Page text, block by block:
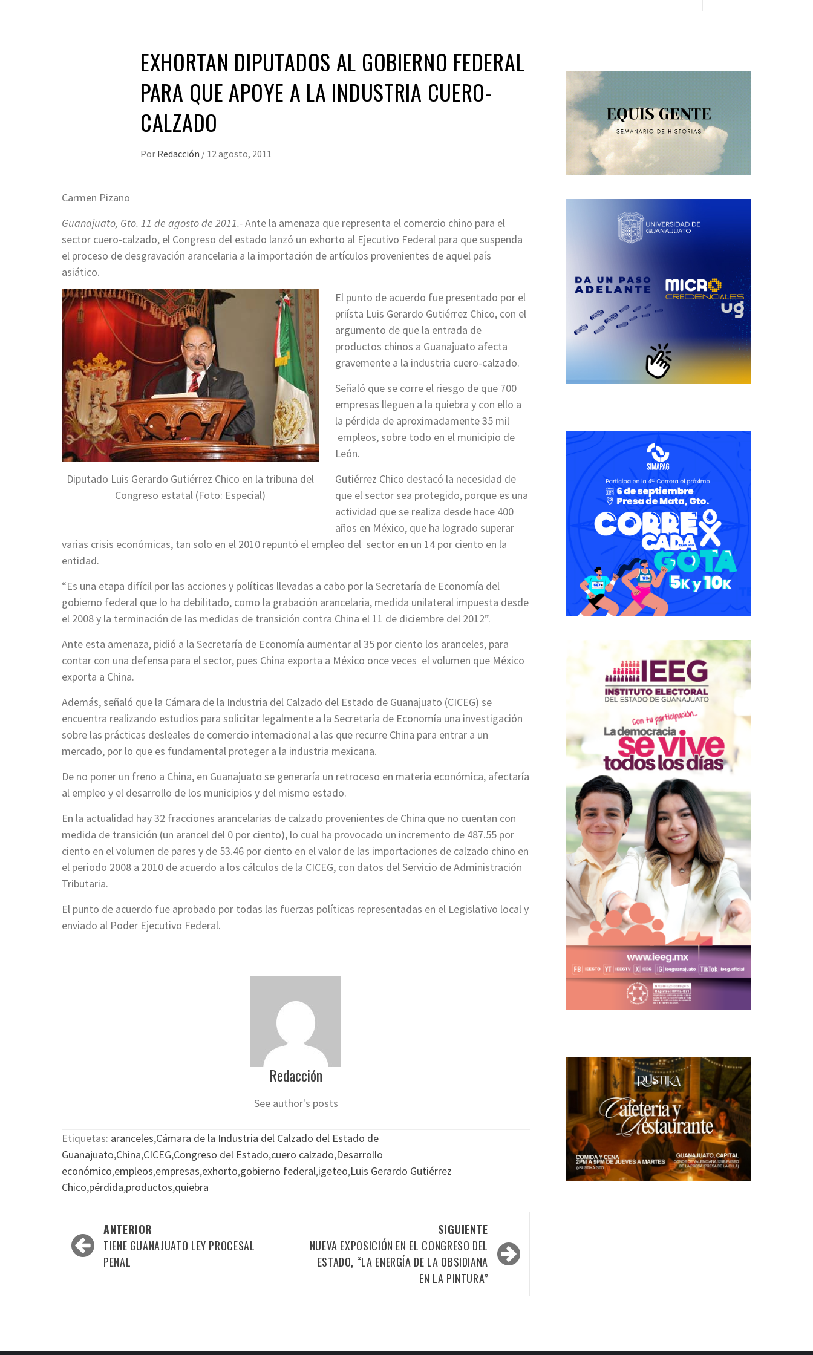
EXHORTAN DIPUTADOS AL GOBIERNO FEDERAL
PARA QUE APOYE A LA INDUSTRIA CUERO-
CALZADO
Por Redacción / 12 agosto, 2011
Carmen Pizano
Guanajuato, Gto. 11 de agosto de 2011.-Ante la amenaza que representa el comercio chino para el
sector cuero-calzado, el Congreso del estado lanzó un exhorto al Ejecutivo Federal para que suspenda
el proceso de desgravación arancelaria a la importación de artículos provenientes de aquel país
asiático.
Diputado Luis Gerardo Gutiérrez Chico en la tribuna del
Congreso estatal (Foto: Especial)
El punto de acuerdo fue presentado por el
priísta Luis Gerardo Gutiérrez Chico, con el
argumento de que la entrada de
productos chinos a Guanajuato afecta
gravemente a la industria cuero-calzado.
Señaló que se corre el riesgo de que 700
empresas lleguen a la quiebra y con ello a
la pérdida de aproximadamente 35 mil
empleos, sobre todo en el municipio de
León.
Gutiérrez Chico destacó la necesidad de
que el sector sea protegido, porque es una
actividad que se realiza desde hace 400
años en México, que ha logrado superar
varias crisis económicas, tan solo en el 2010 repuntó el empleo del sector en un 14 por ciento en la
entidad.
“Es una etapa difícil por las acciones y políticas llevadas a cabo por la Secretaría de Economía del
gobierno federal que lo ha debilitado, como la grabación arancelaria, medida unilateral impuesta desde
el 2008 y la terminación de las medidas de transición contra China el 11 de diciembre del 2012”.
Ante esta amenaza, pidió a la Secretaría de Economía aumentar al 35 por ciento los aranceles, para
contar con una defensa para el sector, pues China exporta a México once veces el volumen que México
exporta a China.
Además, señaló que la Cámara de la Industria del Calzado del Estado de Guanajuato (CICEG) se
encuentra realizando estudios para solicitar legalmente a la Secretaría de Economía una investigación
sobre las prácticas desleales de comercio internacional a las que recurre China para entrar a un
mercado, por lo que es fundamental proteger a la industria mexicana.
De no poner un freno a China, en Guanajuato se generaría un retroceso en materia económica, afectaría
al empleo y el desarrollo de los municipios y del mismo estado.
En la actualidad hay 32 fracciones arancelarias de calzado provenientes de China que no cuentan con
medida de transición (un arancel del 0 por ciento), lo cual ha provocado un incremento de 487.55 por
ciento en el volumen de pares y de 53.46 por ciento en el valor de las importaciones de calzado chino en
el periodo 2008 a 2010 de acuerdo a los cálculos de la CICEG, con datos del Servicio de Administración
Tributaria.
El punto de acuerdo fue aprobado por todas las fuerzas políticas representadas en el Legislativo local y
enviado al Poder Ejecutivo Federal.
Redacción
See author's posts
Etiquetas: aranceles,Cámara de la Industria del Calzado del Estado de
Guanajuato,China,CICEG,Congreso del Estado,cuero calzado,Desarrollo
económico,empleos,empresas,exhorto,gobierno federal,igeteo,Luis Gerardo Gutiérrez
Chico,pérdida,productos,quiebra
Navegación
por
ANTERIOR
TIENE GUANAJUATO LEY PROCESAL
PENAL
SIGUIENTE
NUEVA EXPOSICIÓN EN EL CONGRESO DEL
ESTADO, “LA ENERGÍA DE LA OBSIDIANA
EN LA PINTURA”